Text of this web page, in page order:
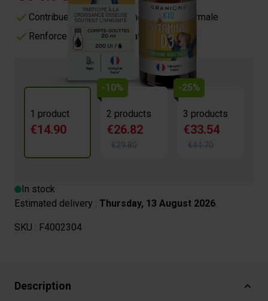
Contribue au maintien d'une ossature normale
Renforce les défenses naturelles
1 product
€14.90
-10%
2 products
€26.82
€29.80
-25%
3 products
€33.54
€44.70
In stock
Estimated delivery : Thursday, 13 August 2026.
SKU : F4002304
Description